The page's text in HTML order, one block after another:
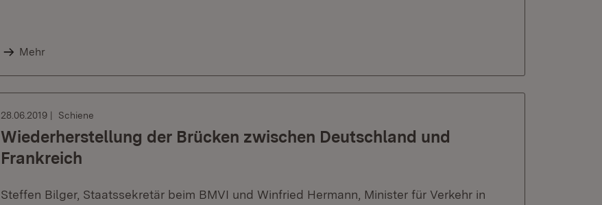
Mehr
28.06.2019 Schiene
Wiederherstellung der Brücken zwischen Deutschland und
Frankreich
Steffen Bilger, Staatssekretär beim BMVI und Winfried Hermann, Minister für Verkehr in